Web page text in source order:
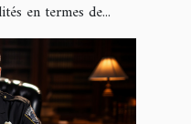
en termes de...